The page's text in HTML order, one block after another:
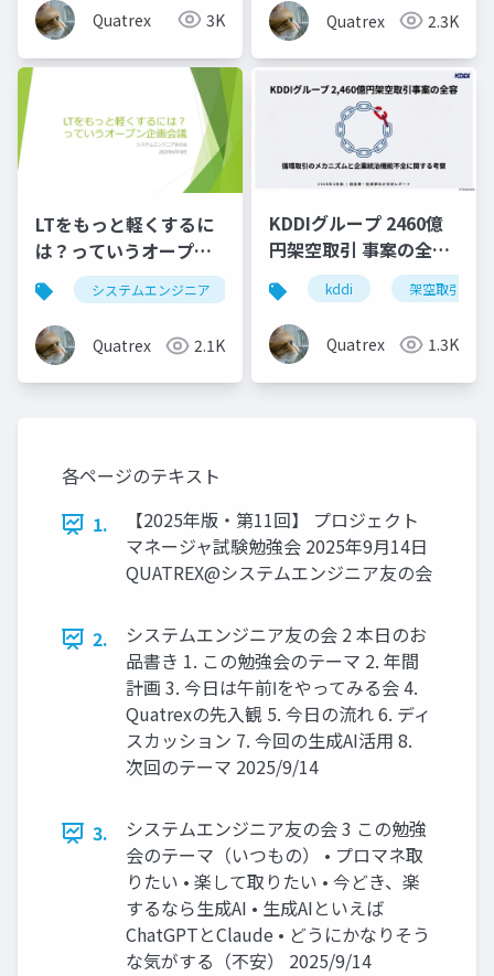
Quatrex 3K Quatrex 2.3K
LTをもっと軽くするに
は？っていうオープン
企画会議システムエンジニア lt
Quatrex 2.1K
KDDIグループ 2460億
円架空取引 事案の全容
分析
kddi 架空取引
Quatrex 1.3K
各ページのテキスト
1.
【2025年版・第11回】 プロジェクト
マネージャ試験勉強会 2025年9月14日
QUATREX@システムエンジニア友の会
2.
システムエンジニア友の会 2 本日のお
品書き 1. この勉強会のテーマ 2. 年間
計画 3. 今日は午前Ⅰをやってみる会 4.
Quatrexの先入観 5. 今日の流れ 6. ディ
スカッション 7. 今回の生成AI活用 8.
次回のテーマ 2025/9/14
3.
システムエンジニア友の会 3 この勉強
会のテーマ（いつもの） • プロマネ取
りたい • 楽して取りたい • 今どき、楽
するなら生成AI • 生成AIといえば
ChatGPTとClaude • どうにかなりそう
な気がする（不安） 2025/9/14